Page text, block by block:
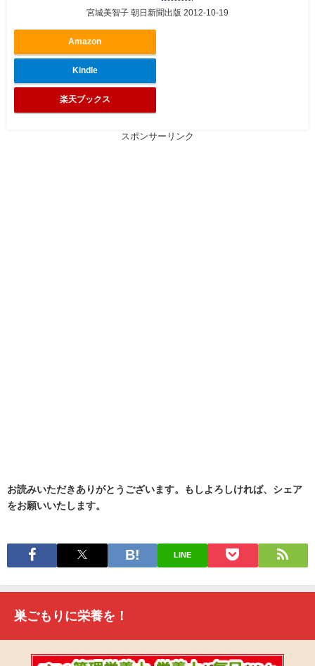
宮城美智子 朝日新聞出版 2012-10-19
Amazon
Kindle
楽天ブックス
スポンサーリンク
お読みいただきありがとうございます。もしよろしければ、シェア
をお願いいたします。
LINE
巣ごもりに栄養を！